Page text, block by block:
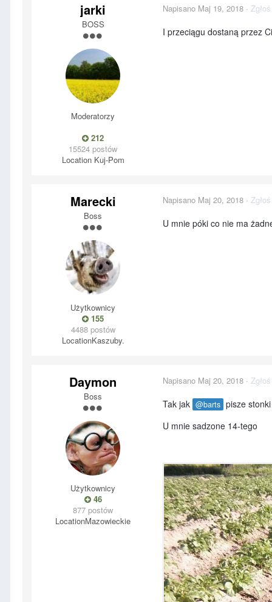
jarki
BOSS
Moderatorzy
212
15524 postów
LocationKuj-Pom
Napisano Maj 19, 2018 ·
I przeciągu dostaną przez
Marecki
Boss
Użytkownicy
155
4488 postów
LocationKaszuby.
Napisano Maj 20, 2018 ·
U mnie póki co nie ma
Daymon
Boss
Użytkownicy
46
877 postów
LocationMazowieckie
Napisano Maj 20, 2018 ·
Tak jak @barts pisze
U mnie sadzone 14-tego